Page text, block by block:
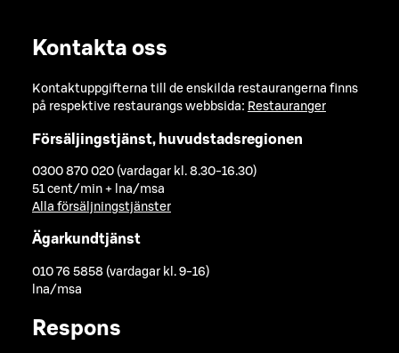
Kontakta oss
Kontaktuppgifterna till de enskilda restaurangerna finns
på respektive restaurangs webbsida: Restauranger
Försäljingstjänst, huvudstadsregionen
0300 870 020 (vardagar kl. 8.30-16.30)
51 cent/min + lna/msa
Alla försäljningstjänster
Ägarkundtjänst
010 76 5858 (vardagar kl. 9-16)
lna/msa
Respons